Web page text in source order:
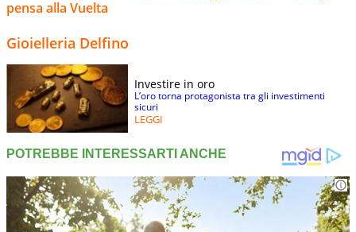
pensa alla Vuelta
Gioielleria Delfino
Investire in oro
L’oro torna protagonista tra gli investimenti
sicuri
LEGGI